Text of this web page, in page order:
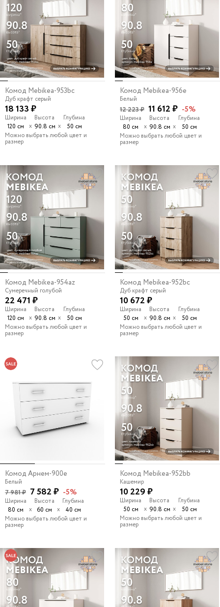
Комод Mebikea-953bc
Дуб крафт серый
18 133 ₽
Ширина
120 см
х
Высота
90.8 см х
Глубина
50 см
Можно выбрать любой цвет и
размер
Комод Mebikea-956e
Белый
12 223 ₽ 11 612 ₽ -5%
Ширина
80 см
х
Высота
90.8 см х
Глубина
50 см
Можно выбрать любой цвет и
размер
Комод Mebikea-954az
Сумеречный голубой
22 471 ₽
Ширина
120 см
х
Высота
90.8 см х
Глубина
50 см
Можно выбрать любой цвет и
размер
Комод Mebikea-952bc
Дуб крафт серый
10 672 ₽
Ширина
50 см
х
Высота
90.8 см х
Глубина
50 см
Можно выбрать любой цвет и
размер
Комод Арнем-900e
Белый
7 981 ₽ 7 582 ₽ -5%
Ширина
80 см
х
Высота
60 см
х
Глубина
40 см
Можно выбрать любой цвет и
размер
Комод Mebikea-952bb
Кашемир
10 229 ₽
Ширина
50 см
х
Высота
90.8 см х
Глубина
50 см
Можно выбрать любой цвет и
размер